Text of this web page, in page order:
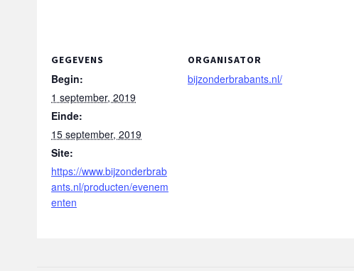
GEGEVENS
Begin:
1 september, 2019
Einde:
15 september, 2019
Site:
https://www.bijzonderbrab
ants.nl/producten/evenem
enten
ORGANISATOR
bijzonderbrabants.nl/